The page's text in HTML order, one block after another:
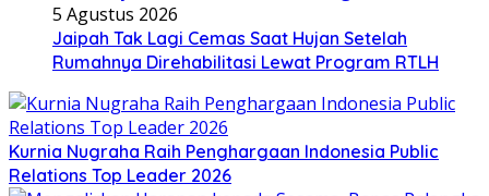
5 Agustus 2026
Jaipah Tak Lagi Cemas Saat Hujan Setelah
Rumahnya Direhabilitasi Lewat Program RTLH
Kurnia Nugraha Raih Penghargaan Indonesia Public
Relations Top Leader 2026